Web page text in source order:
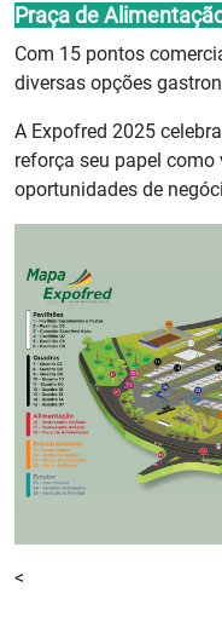
Praça de
Com 15 pontos
diversas opções
A Expofred 2025
reforça seu papel
oportunidades de
<